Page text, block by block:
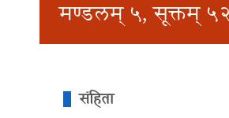
मण्डलम् ५, सूक्तम्
संहिता